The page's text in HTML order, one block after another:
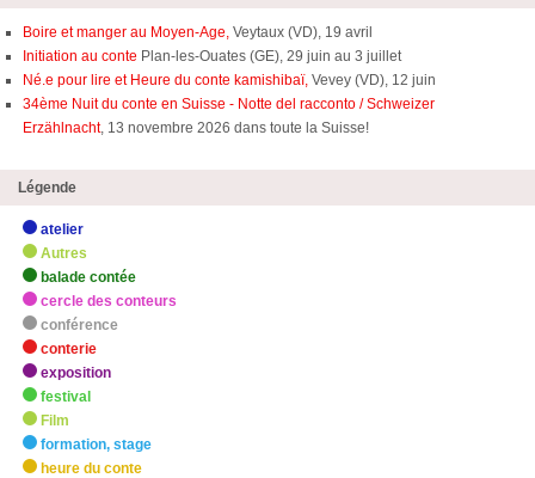
Boire et manger au Moyen-Age, Veytaux (VD), 19 avril
Initiation au conte Plan-les-Ouates (GE), 29 juin au 3 juillet
Né.e pour lire et Heure du conte kamishibaï, Vevey (VD), 12 juin
34ème Nuit du conte en Suisse - Notte del racconto / Schweizer
Erzählnacht, 13 novembre 2026 dans toute la Suisse!
Légende
atelier
Autres
balade contée
cercle des conteurs
conférence
conterie
exposition
festival
Film
formation, stage
heure du conte